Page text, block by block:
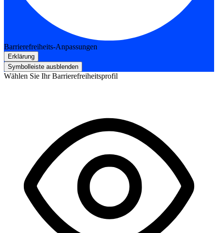
Barrierefreiheits-Anpassungen
Erklärung
Symbolleiste ausblenden
Wählen Sie Ihr Barrierefreiheitsprofil